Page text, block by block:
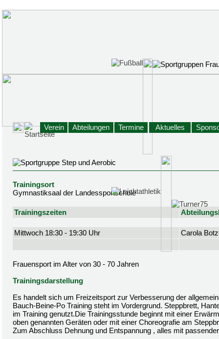
Verein Abteilungen Termine Aktuelles
Trainingsort
Gymnastiksaal der Landessportschule
Trainingszeiten
Mittwoch 18:30 - 19:30 Uhr Carola
Frauensport im Alter von 30 - 70 Jahren
Trainingsdarstellung
Es handelt sich um Freizeitsport zur Verbesserung der
Bauch-Beine-Po Training steht im Vordergrund. Steppbrett,
im Training genutzt.Die Trainingsstunde beginnt mit einer
oben genannten Geräten oder mit einer Choreografie am
Zum Abschluss Dehnung und Entspannung , alles mit